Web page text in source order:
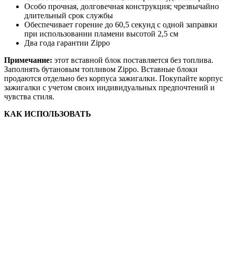
Особо прочная, долговечная конструкция; чрезвычайно
длительный срок службы
Обеспечивает горение до 60,5 секунд с одной заправки
при использовании пламени высотой 2,5 см
Два года гарантии Zippo
Примечание: этот вставной блок поставляется без топлива.
Заполнять бутановым топливом Zippo. Вставные блоки
продаются отдельно без корпуса зажигалки. Покупайте корпус
зажигалки с учетом своих индивидуальных предпочтений и
чувства стиля.
КАК ИСПОЛЬЗОВАТЬ